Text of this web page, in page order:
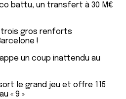
battu, un transfert à 30 M€
trois gros renforts
!
un coup inattendu au
le grand jeu et offre 115
« 9 »